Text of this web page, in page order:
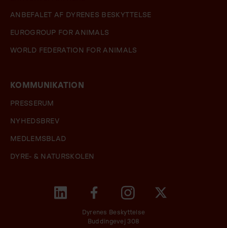
ANBEFALET AF DYRENES BESKYTTELSE
EUROGROUP FOR ANIMALS
WORLD FEDERATION FOR ANIMALS
KOMMUNIKATION
PRESSERUM
NYHEDSBREV
MEDLEMSBLAD
DYRE- & NATURSKOLEN
Dyrenes Beskyttelse
Buddingevej 308